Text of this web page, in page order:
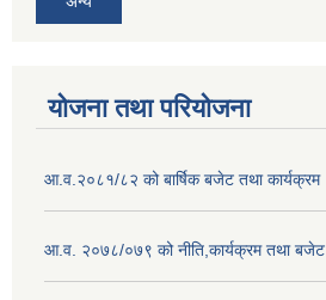
योजना तथा परियोजना
आ.व.२०८१/८२ को बार्षिक बजेट तथा कार्यक्रम
आ.व. २०७८/०७९ को नीति,कार्यक्रम तथा बजेट